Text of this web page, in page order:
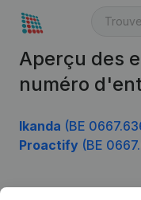
Aperçu des
numéro
Ikanda (BE
Proactify (BE